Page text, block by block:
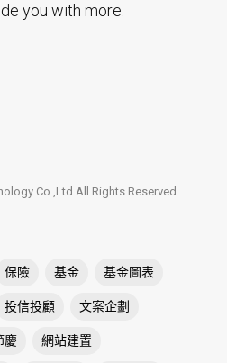
you with more.
Co.,Ltd All Rights Reserved.
保險 基金 基金圖表
投信投顧 文案企劃
慶 網站建置